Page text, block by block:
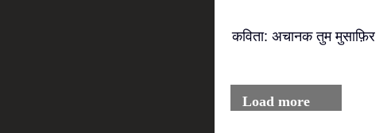
कविता: अचानक तुम मुसाफ़िर
Load more